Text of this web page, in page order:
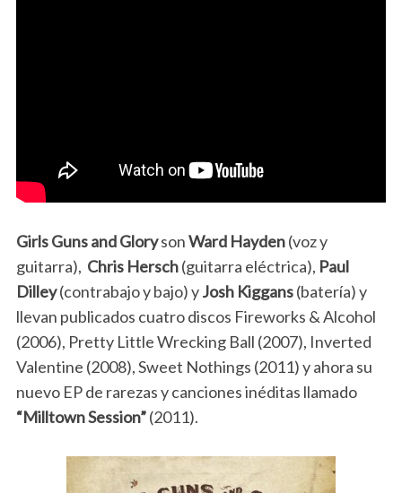
Girls Guns and GlorysonWard Hayden(voz y
guitarra), Chris Hersch(guitarra eléctrica), Paul
Dilley(contrabajo y bajo) yJosh Kiggans(batería) y
llevan publicados cuatro discos Fireworks & Alcohol
(2006), Pretty Little Wrecking Ball (2007), Inverted
Valentine (2008), Sweet Nothings (2011) y ahora su
nuevo EP de rarezas y canciones inéditas llamado
“Milltown Session”(2011).